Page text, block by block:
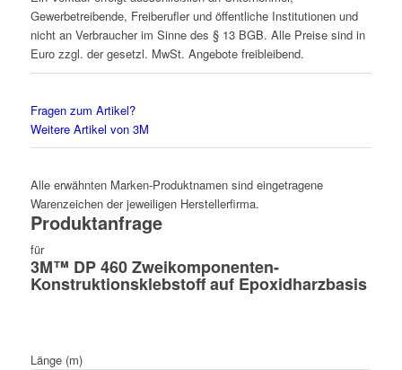
Gewerbetreibende, Freiberufler und öffentliche Institutionen und
nicht an Verbraucher im Sinne des § 13 BGB. Alle Preise sind in
Euro zzgl. der gesetzl. MwSt. Angebote freibleibend.
Fragen zum Artikel?
Weitere Artikel von 3M
Alle erwähnten Marken-Produktnamen sind eingetragene
Warenzeichen der jeweiligen Herstellerfirma.
Produktanfrage
für
3M™ DP 460 Zweikomponenten-
Konstruktionsklebstoff auf Epoxidharzbasis
Länge (m)